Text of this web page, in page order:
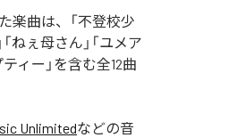
楽曲は、「不登校少
ねぇ母さん」「ユメア
ティー」を含む全12曲
Unlimitedなどの音